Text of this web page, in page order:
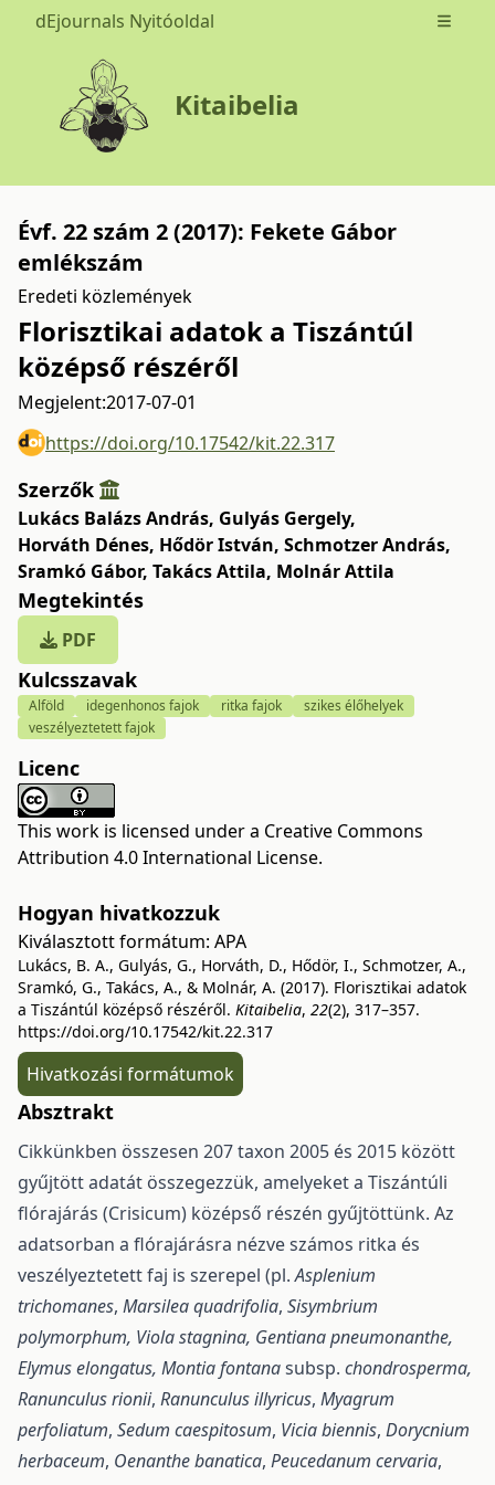
dEjournals Nyitóoldal Open
Kitaibelia
Évf. 22 szám 2 (2017): Fekete Gábor
emlékszám
Eredeti közlemények
Florisztikai adatok a Tiszántúl
középső részéről
Megjelent:2017-07-01
https://doi.org/10.17542/kit.22.317
Szerzők
Lukács Balázs András, Gulyás Gergely,
Horváth Dénes, Hődör István, Schmotzer András,
Sramkó Gábor, Takács Attila, Molnár Attila
Megtekintés
PDF
Kulcsszavak
Alföld idegenhonos fajok ritka fajok
szikes élőhelyek
veszélyeztetett fajok
Licenc
This work is licensed under a Creative Commons
Attribution 4.0 International License.
Hogyan hivatkozzuk
Kiválasztott formátum: APA
Lukács, B. A., Gulyás, G., Horváth, D., Hődör, I., Schmotzer, A.,
Sramkó, G., Takács, A., & Molnár, A. (2017). Florisztikai adatok
a Tiszántúl középső részéről. Kitaibelia, 22(2), 317–357.
https://doi.org/10.17542/kit.22.317
Hivatkozási formátumok
Absztrakt
Cikkünkben összesen 207 taxon 2005 és 2015 között
gyűjtött adatát összegezzük, amelyeket a Tiszántúli
flórajárás (Crisicum) középső részén gyűjtöttünk. Az
adatsorban a flórajárásra nézve számos ritka és
veszélyeztetett faj is szerepel (pl.Asplenium
trichomanes, Marsilea quadrifolia, Sisymbrium
polymorphum, Viola stagnina, Gentiana pneumonanthe,
Elymus elongatus, Montia fontanasubsp. chondrosperma,
Ranunculus rionii, Ranunculus illyricus, Myagrum
perfoliatum, Sedum caespitosum, Vicia biennis, Dorycnium
herbaceum, Oenanthebanatica, Peucedanum cervaria,